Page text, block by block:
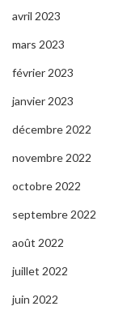
avril 2023
mars 2023
février 2023
janvier 2023
décembre 2022
novembre 2022
octobre 2022
septembre 2022
août 2022
juillet 2022
juin 2022